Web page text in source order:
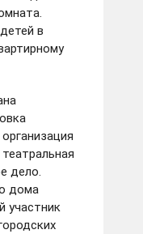
в
дело.
дома
участник